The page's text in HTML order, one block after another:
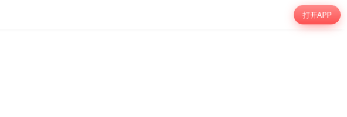
打开APP